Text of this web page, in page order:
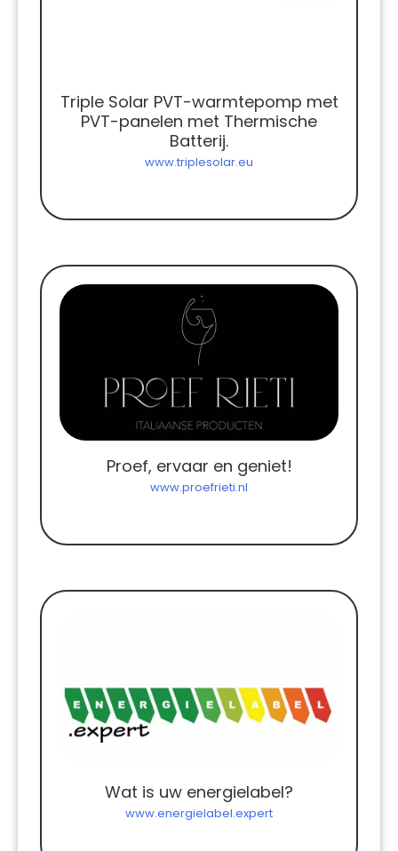
Triple Solar PVT-warmtepomp met
PVT-panelen met Thermische
Batterij.
www.triplesolar.eu
Proef, ervaar en geniet!
www.proefrieti.nl
Wat is uw energielabel?
www.energielabel.expert